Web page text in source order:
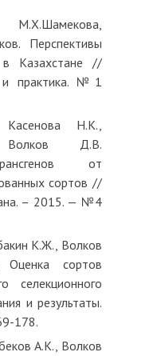
М.Х.Шамекова,
Перспективы
в Казахстане //
и практика. №1
Н.К.,
Д.В.
от
сортов //
– 2015. — №4
К.Ж., Волков
сортов
селекционного
и результаты.
178.
А.К., Волков